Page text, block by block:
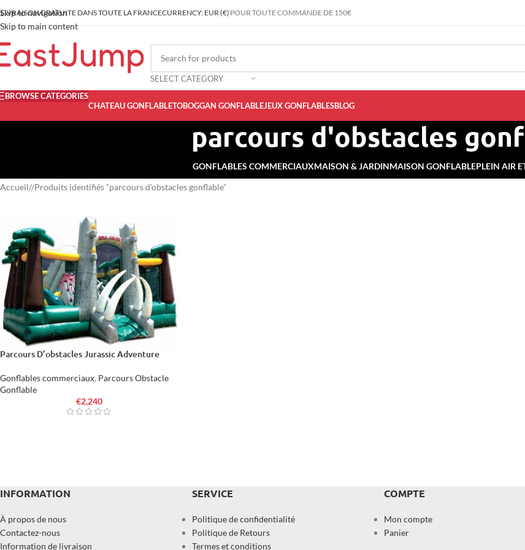
Skip to navigation
Skip to main content
LIVRAISON GRATUITE DANS TOUTE LA FRANCECURRENCY: EUR (€) POUR TOUTE COMMANDE DE 150€
SELECT CATEGORY
BROWSE CATEGORIES
CHATEAU GONFLABLETOBOGGAN GONFLABLEJEUX GONFLABLESBLOG
parcours d'obstacles
GONFLABLES COMMERCIAUXMAISON & JARDINMAISON GONFLABLEPLEIN AIR
Accueil/ Produits identifiés “parcours d'obstacles gonflable”
Parcours D’obstacles Jurassic Adventure
Gonflables commerciaux, Parcours Obstacle
Gonflable
€2,240
INFORMATION
À propos de nous
Contactez-nous
Information de livraison
SERVICE
Politique de confidentialité
Politique de Retours
Termes et conditions
COMPTE
Mon compte
Panier